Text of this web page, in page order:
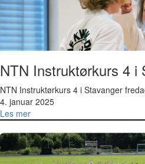
NTN Instruktørkurs 4 i
NTN Instruktørkurs 4 i Stavanger
4. januar 2025
Les mer
Bilde